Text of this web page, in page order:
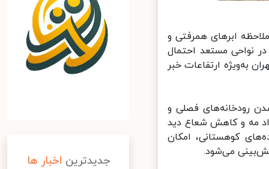
ابرهای همرفتی و
نواحی مستعد احتمال
استان تهران به‌ویژه ارتفاعات خبر
رودخانه‌های فصلی و
مه و کاهش شعاع دید
کوهستانی، امکان
می‌شود.
جدیدترین اخبار ها